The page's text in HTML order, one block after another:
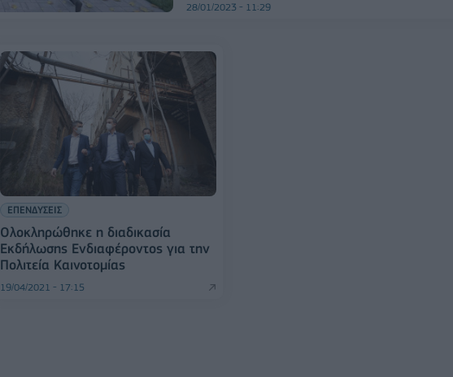
28/01/2023 - 11:29
ΕΠΕΝΔΥΣΕΙΣ
Ολοκληρώθηκε η διαδικασία
Εκδήλωσης Ενδιαφέροντος για την
Πολιτεία Καινοτομίας
19/04/2021 - 17:15